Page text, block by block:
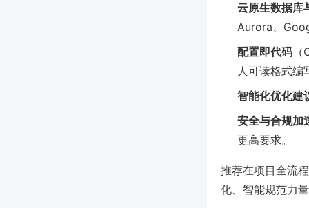
云原生数据
Aurora、
配置即代码
人可读格式编
智能化优化建
安全与合规加
更高要求。
推荐在项目全流
化、智能规范力